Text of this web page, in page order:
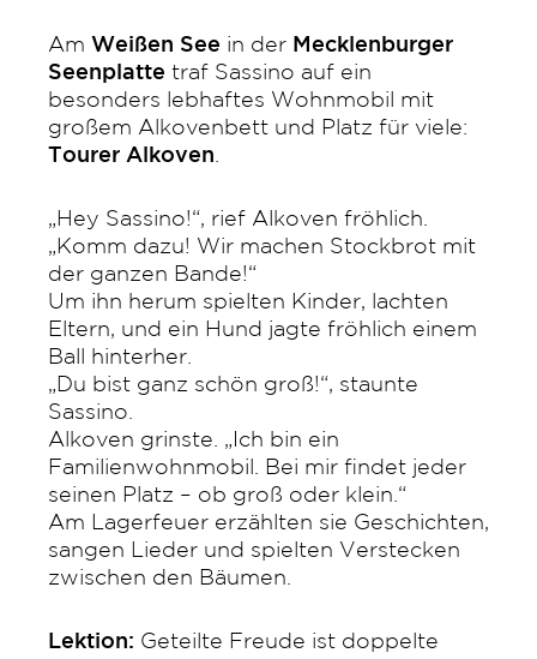
Am Weißen See in der Mecklenburger
Seenplatte traf Sassino auf ein
besonders lebhaftes Wohnmobil mit
großem Alkovenbett und Platz für viele:
Tourer Alkoven
„Hey Sassino!“, rief Alkoven fröhlich.
„Komm dazu! Wir machen Stockbrot mit
der ganzen Bande!“
Um ihn herum spielten Kinder, lachten
Eltern, und ein Hund jagte fröhlich einem
Ball hinterher.
„Du bist ganz schön groß!“, staunte
Sassino.
Alkoven grinste. „Ich bin ein
Familienwohnmobil. Bei mir findet jeder
seinen Platz – ob groß oder klein.“
Am Lagerfeuer erzählten sie Geschichten,
sangen Lieder und spielten Verstecken
zwischen den Bäumen.
Lektion: Geteilte Freude ist doppelte